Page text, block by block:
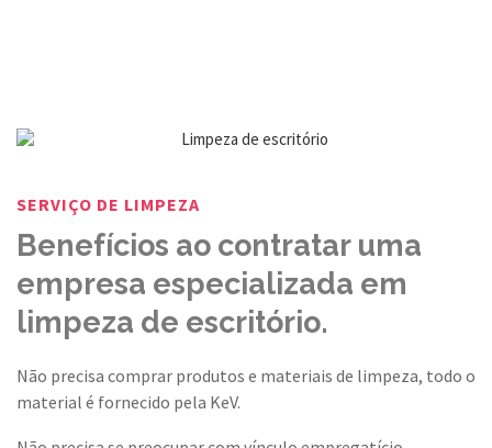
SERVIÇO DE LIMPEZA
Benefícios ao contratar uma
empresa especializada em
limpeza de escritório.
Não precisa comprar produtos e materiais de limpeza, todo o
material é fornecido pela KeV.